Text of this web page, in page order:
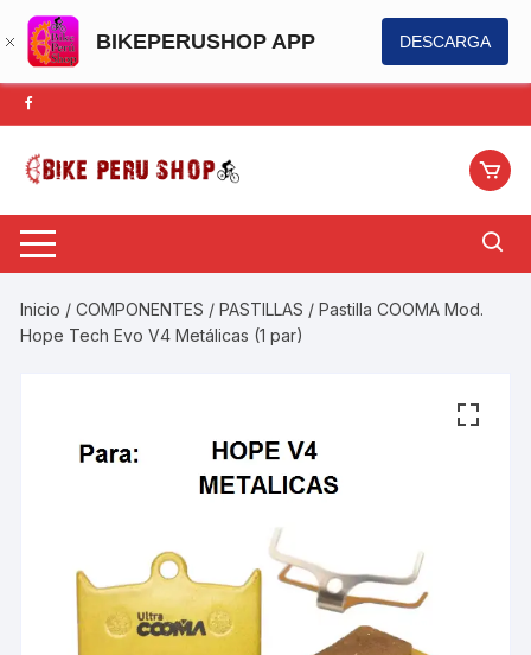
BIKEPERUSHOP APP DESCARGA
Saltar
al
contenido
Inicio /COMPONENTES /PASTILLAS / Pastilla COOMA Mod.
Hope Tech Evo V4 Metálicas (1 par)